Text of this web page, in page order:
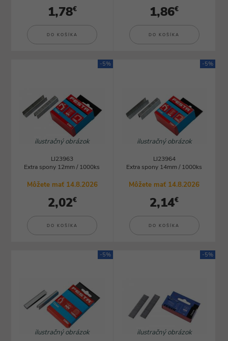
1,78€
DO KOŠÍKA
1,86€
DO KOŠÍKA
-5%
ilustračný obrázok
LI23963
Extra spony 12mm / 1000ks
Môžete mať 14.8.2026
2,02€
DO KOŠÍKA
-5%
ilustračný obrázok
LI23964
Extra spony 14mm / 1000ks
Môžete mať 14.8.2026
2,14€
DO KOŠÍKA
-5%
ilustračný obrázok
-5%
ilustračný obrázok